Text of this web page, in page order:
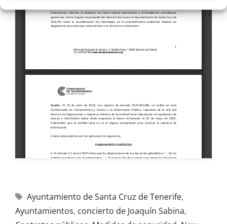
Ayuntamiento de Santa Cruz de Tenerife,
Ayuntamientos, concierto de Joaquín Sabina,